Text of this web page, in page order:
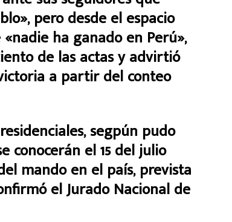
pero desde el espacio
ha ganado en Perú»,
de las actas y advirtió
a partir del conteo
segpún pudo
conocerán el 15 del julio
mando en el país, prevista
el Jurado Nacional de